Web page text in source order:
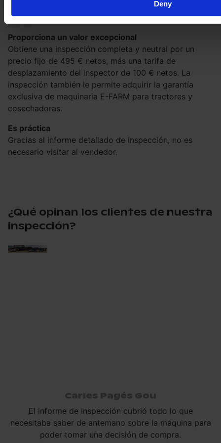
Deny
La inspección independiente por parte de terceros
asegura que no haya defectos ocultos.
Proporciona un valor excepcional
Obtiene una inspección completa y neutral por un
precio fijo de 495 € netos, más una tarifa de
desplazamiento del inspector de 100 € netos. La
inspección también le permite adquirir la garantía
exclusiva de maquinaria E-FARM para tractores y
cosechadoras.
Es práctica
Gracias al informe detallado de inspección, no es
necesario visitar al vendedor.
¿Qué opinan los clientes de nuestra
inspección?
Carles Pagés Gou
El informe de inspección cubrió todo lo que
necesitaba saber de antemano sobre la máquina para
poder tomar una decisión de compra.